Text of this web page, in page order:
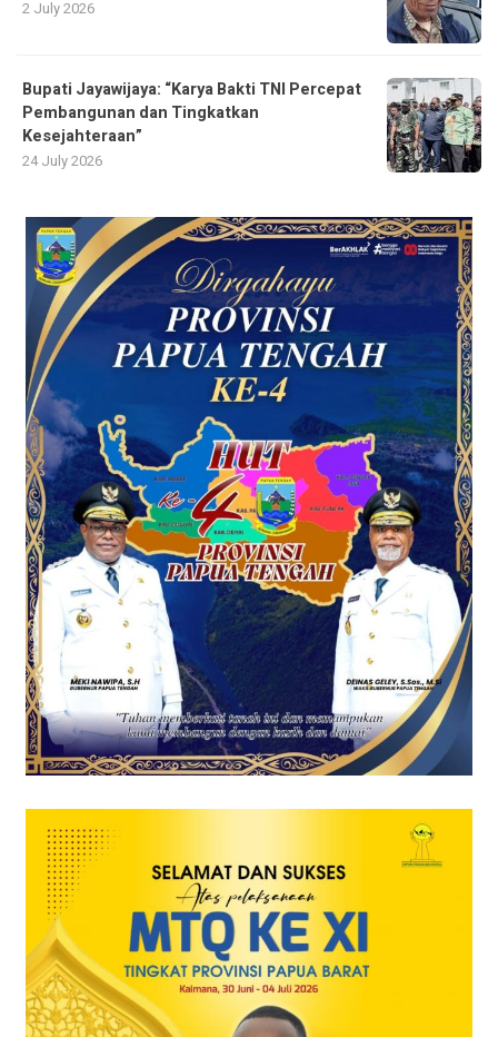
2 July 2026
Bupati Jayawijaya: “Karya Bakti TNI Percepat
Pembangunan dan Tingkatkan
Kesejahteraan”
24 July 2026